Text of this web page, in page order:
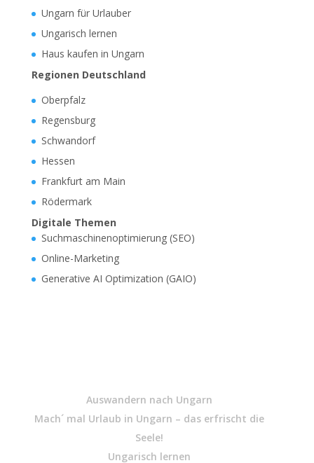
Ungarn für Urlauber
Ungarisch lernen
Haus kaufen in Ungarn
Regionen Deutschland
Oberpfalz
Regensburg
Schwandorf
Hessen
Frankfurt am Main
Rödermark
Digitale Themen
Suchmaschinenoptimierung (SEO)
Online-Marketing
Generative AI Optimization (GAIO)
Auswandern nach Ungarn
Mach´ mal Urlaub in Ungarn – das erfrischt die
Seele!
Ungarisch lernen